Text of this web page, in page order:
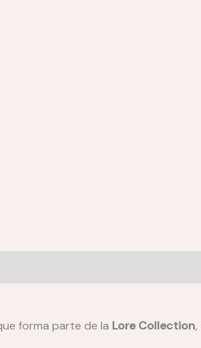
forma parte de la Lore Collection,